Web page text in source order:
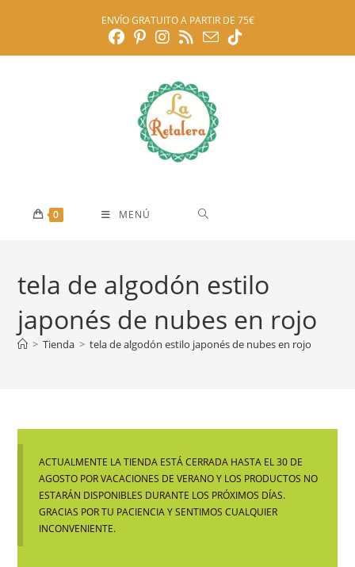
ENVÍO GRATUITO A PARTIR DE 75€
0 MENÚ
tela de algodón estilo
japonés de nubes en rojo
> Tienda > tela de algodón estilo japonés de nubes en rojo
ACTUALMENTE LA TIENDA ESTÁ CERRADA HASTA EL 30 DE
AGOSTO POR VACACIONES DE VERANO Y LOS PRODUCTOS NO
ESTARÁN DISPONIBLES DURANTE LOS PRÓXIMOS DÍAS.
GRACIAS POR TU PACIENCIA Y SENTIMOS CUALQUIER
INCONVENIENTE.